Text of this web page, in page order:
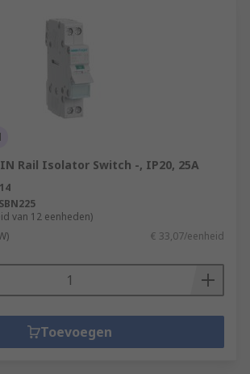
Rail Isolator Switch -, IP20, 25A
SBN225
van 12 eenheden)
€ 33,07/eenheid
Toevoegen